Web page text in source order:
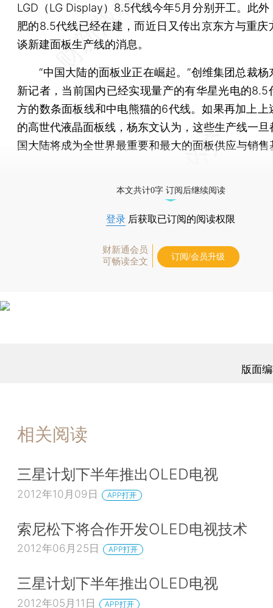
LGD（LG Display）8.5代线今年5月分别开工。此外
肥的8.5代线已经在建，而近日又传出京东方与重庆
谈新建面板生产线的消息。
“中国大陆的面板业正在崛起。”创维集团总裁杨
新记者，当前国内已经实现量产的有华星光电的8.5
方的数条面板线和中电熊猫的6代线。如果再加上上
的高世代液晶面板线，杨东文认为，这些生产线一旦
国大陆将成为全世界最重要和最大的面板供应与销售
本文共计0字 订阅后继续阅读
登录 后获取已订阅的阅读权限
财新通会员
可畅读全文
订阅/会员升级
版面
相关阅读
三星计划下半年推出OLED电视
2012年10月09日 APP打开
索尼松下将合作开发OLED电视技术
2012年06月25日 APP打开
三星计划下半年推出OLED电视
2012年05月11日 APP打开